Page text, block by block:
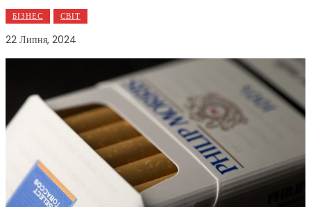
БІЗНЕС СВІТ
22 Липня, 2024